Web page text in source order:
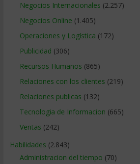
Negocios Internacionales (2.257)
Negocios Online (1.405)
Operaciones y Logística (172)
Publicidad (306)
Recursos Humanos (865)
Relaciones con los clientes (219)
Relaciones publicas (132)
Tecnologia de Informacion (665)
Ventas (242)
Habilidades (2.843)
Administracion del tiempo (70)